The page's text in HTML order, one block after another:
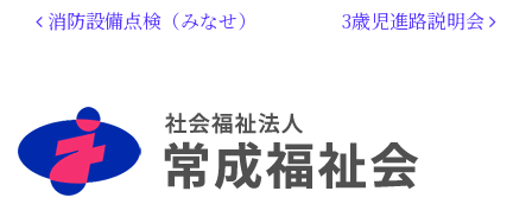
投稿ナビゲーション
消防設備点検（みなせ） 3歳児進路説明会